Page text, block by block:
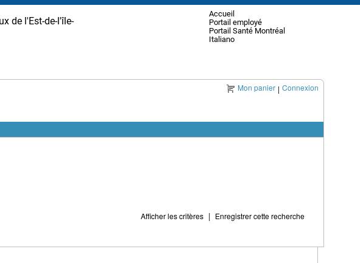
de l'Est-de-l'île-
Accueil
Portail employé
Portail Santé Montréal
Italiano
Mon panier | Connexion
Afficher les critères | Enregistrer cette recherche